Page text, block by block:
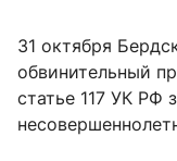
31 октября
обвинительный
статье 117 УК РФ